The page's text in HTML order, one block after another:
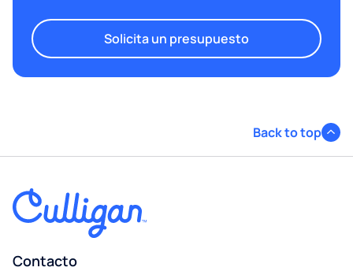
Solicita un presupuesto
Back to top
Contacto